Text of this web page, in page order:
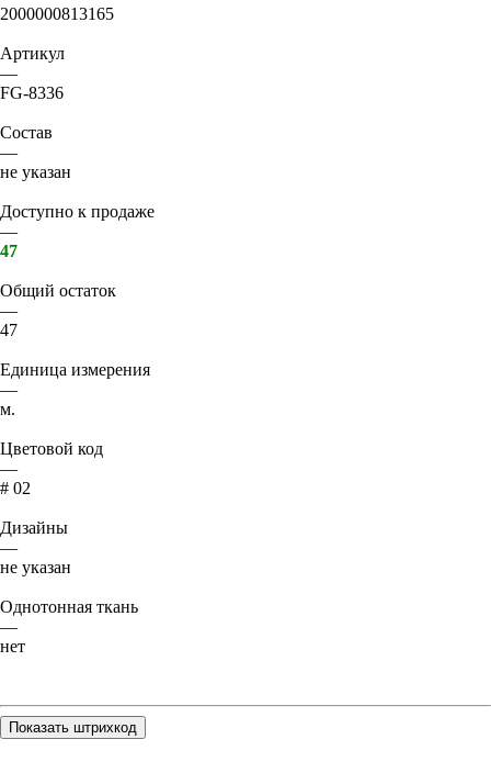
2000000813165
Артикул
—
FG-8336
Состав
—
не указан
Доступно к продаже
—
47
Общий остаток
—
47
Единица измерения
—
м.
Цветовой код
—
# 02
Дизайны
—
не указан
Однотонная ткань
—
нет
Показать штрихкод